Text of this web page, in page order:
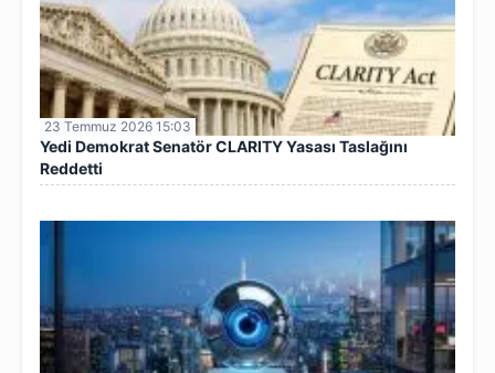
23 Temmuz 2026 15:03
Yedi Demokrat Senatör CLARITY Yasası Taslağını
Reddetti